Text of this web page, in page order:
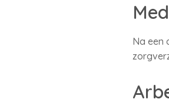
Na een